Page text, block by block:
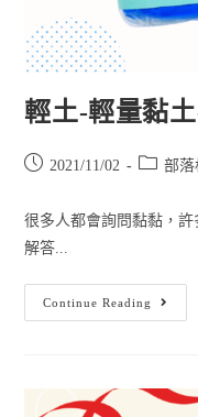
輕土-輕量黏
2021/11/02 部落
很多人都會詢問黏黏，
解答...
Continue Reading